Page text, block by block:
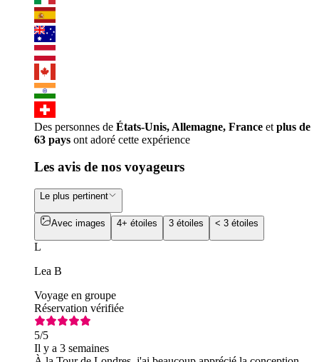
Des personnes de États-Unis, Allemagne, France et plus de
63 pays ont adoré cette expérience
Les avis de nos voyageurs
Le plus pertinent
Avec images 4+ étoiles 3 étoiles < 3 étoiles
L
Lea B
Voyage en groupe
Réservation vérifiée
5/5
Il y a 3 semaines